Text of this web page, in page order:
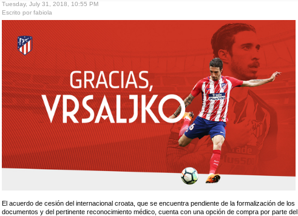
Tuesday, July 31, 2018, 10:55 PM
Escrito por fabiola
El acuerdo de cesión del internacional croata, que se encuentra pendiente de la formalización de los
documentos y del pertinente reconocimiento médico, cuenta con una opción de compra por parte del